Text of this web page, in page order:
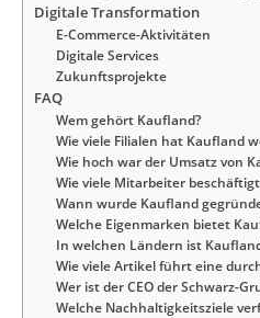
Digitale Transformation
E-Commerce-Aktivitäten
Digitale Services
Zukunftsprojekte
FAQ
Wem gehört Kaufland?
Wie viele Filialen hat Kaufland
Wie hoch war der Umsatz von
Wie viele Mitarbeiter
Wann wurde Kaufland
Welche Eigenmarken bietet
In welchen Ländern ist
Wie viele Artikel führt eine
Wer ist der CEO der Schwarz-
Welche Nachhaltigkeitsziele